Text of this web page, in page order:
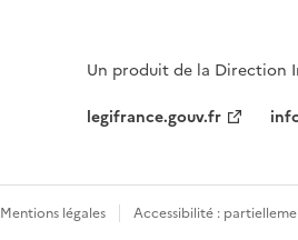
Un produit de la Direction
legifrance.gouv.fr
Mentions légales Accessibilité :